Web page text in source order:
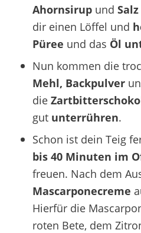
Ahornsirup und Salz
dir einen Löffel und
Püree und das Öl
Nun kommen die
Mehl, Backpulver
die
gut unterrühren.
Schon ist dein Teig
bis 40 Minuten im
freuen. Nach dem
Mascarponecreme
Hierfür die
roten Bete, dem